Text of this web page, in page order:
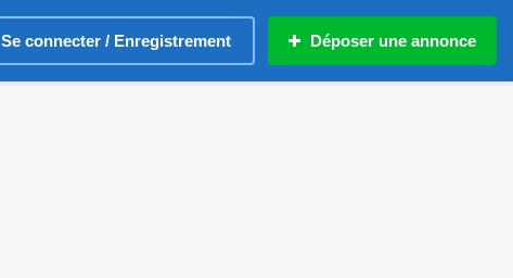
Se connecter / Enregistrement Déposer une annonce